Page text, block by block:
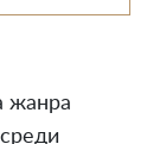
жанра